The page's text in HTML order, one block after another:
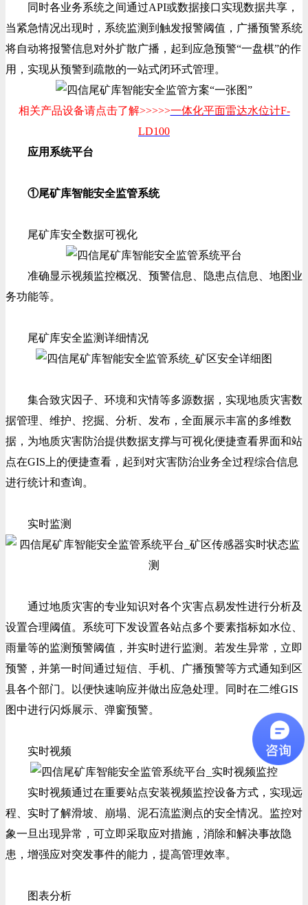
同时各业务系统之间通过API或数据接口实现数据共享，
当紧急情况出现时，系统监测到触发报警阈值，广播预警系统
将自动将报警信息对外扩散广播，起到应急预警“一盘棋”的作
用，实现从预警到疏散的一站式闭环式管理。
相关产品设备请点击了解>>>>>一体化平面雷达水位计F-
LD100
应用系统平台
①尾矿库智能安全监管系统
尾矿库安全数据可视化
准确显示视频监控概况、预警信息、隐患点信息、地图业
务功能等。
尾矿库安全监测详细情况
集合致灾因子、环境和灾情等多源数据，实现地质灾害数
据管理、维护、挖掘、分析、发布，全面展示丰富的多维数
据，为地质灾害防治提供数据支撑与可视化便捷查看界面和站
点在GIS上的便捷查看，起到对灾害防治业务全过程综合信息
进行统计和查询。
实时监测
通过地质灾害的专业知识对各个灾害点易发性进行分析及
设置合理阈值。系统可下发设置各站点多个要素指标如水位、
雨量等的监测预警阈值，并实时进行监测。若发生异常，立即
预警，并第一时间通过短信、手机、广播预警等方式通知到区
县各个部门。以便快速响应并做出应急处理。同时在二维GIS
图中进行闪烁展示、弹窗预警。
实时视频
实时视频通过在重要站点安装视频监控设备方式，实现远
程、实时了解滑坡、崩塌、泥石流监测点的安全情况。监控对
象一旦出现异常，可立即采取应对措施，消除和解决事故隐
患，增强应对突发事件的能力，提高管理效率。
图表分析